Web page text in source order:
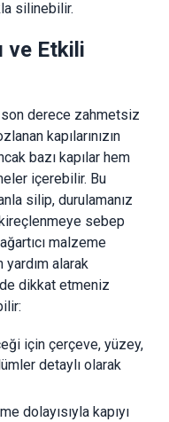
silinebilir.
ve Etkili
son derece zahmetsiz
kapılarınızın
bazı kapılar hem
içerebilir. Bu
silip, durulamanız
sebep
malzeme
alarak
dikkat etmeniz
için çerçeve, yüzey,
detaylı olarak
dolayısıyla kapıyı